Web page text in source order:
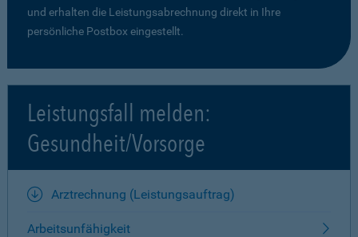
und erhalten die Leistungsabrechnung direkt in Ihre
persönliche Postbox eingestellt.
Leistungsfall melden:
Gesundheit/Vorsorge
Arztrechnung (Leistungsauftrag)
Arbeitsunfähigkeit